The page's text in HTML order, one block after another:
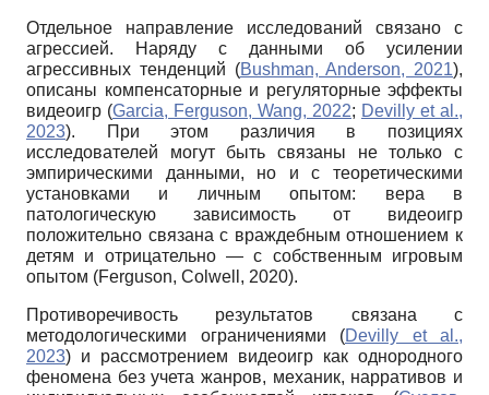
Отдельное направление исследований связано с
агрессией. Наряду с данными об усилении
агрессивных тенденций (Bushman, Anderson, 2021),
описаны компенсаторные и регуляторные эффекты
видеоигр (Garcia, Ferguson, Wang, 2022; Devilly et al.,
2023). При этом различия в позициях
исследователей могут быть связаны не только с
эмпирическими данными, но и с теоретическими
установками и личным опытом: вера в
патологическую зависимость от видеоигр
положительно связана с враждебным отношением к
детям и отрицательно — с собственным игровым
опытом (Ferguson, Colwell, 2020).
Противоречивость результатов связана с
методологическими ограничениями (Devilly et al.,
2023) и рассмотрением видеоигр как однородного
феномена без учета жанров, механик, нарративов и